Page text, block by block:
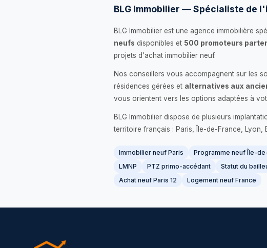
BLG Immobilier — Spécialiste de
BLG Immobilier est une agence immobilière
neufs disponibles et 500 promoteurs
projets d'achat immobilier neuf.
Nos conseillers vous accompagnent sur les
résidences gérées et alternatives aux
vous orientent vers les options adaptées à
BLG Immobilier dispose de plusieurs
territoire français : Paris, Île-de-France, Lyon,
Immobilier neuf Paris Programme neuf Île-
LMNP
PTZ primo-accédant Statut du
Achat neuf Paris 12
Logement neuf France